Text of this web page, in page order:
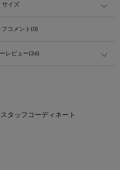
サイズ
フコメント(0)
レビュー(36)